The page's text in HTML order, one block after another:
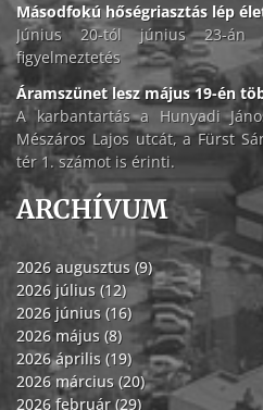
Másodfokú hőségriasztás lép
Június 20-tól június 23-
figyelmeztetés
Áramszünet lesz május 19-én
A karbantartás a Hunyadi
Mészáros Lajos utcát, a Fürst
tér 1. számot is érinti.
ARCHÍVUM
2026 augusztus (9)
2026 július (12)
2026 június (16)
2026 május (8)
2026 április (19)
2026 március (20)
2026 február (29)